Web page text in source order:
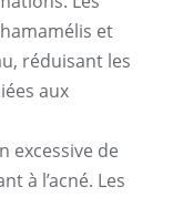
et
réduisant les
aux
excessive de
à l’acné. Les